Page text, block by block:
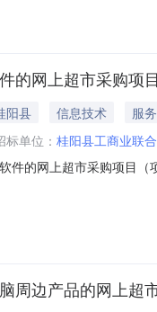
的网上超市采购项
阳县 信息技术
服务
标单位： 桂阳县工商业联
件的网上超市采购项目
起止时间:-二、采购单
周边产品的网上超